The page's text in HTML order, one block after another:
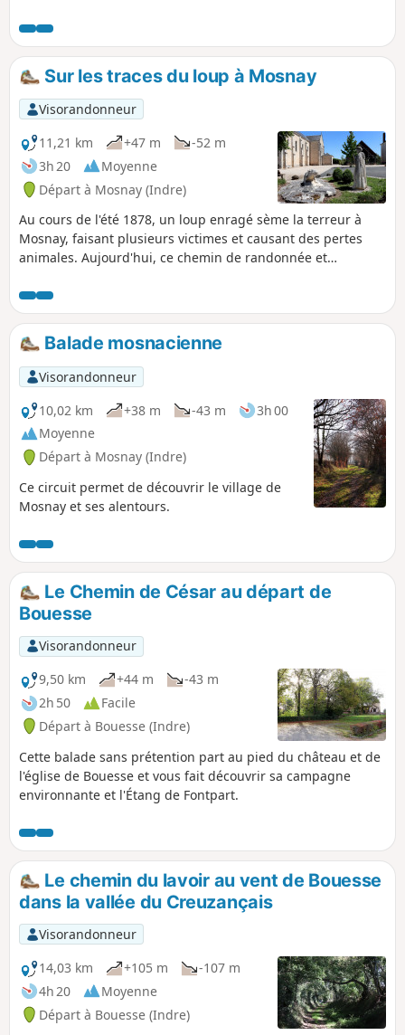
vue imprenable sur le confluent de la Creuse et de la
Sédelle et sur la forteresse de Crozant.Puis la descente vers
Crozant se fait par le sentier des Arts jalonné d’œuvres
façonnées dans le rocher du pays par cinq sculpteurs.
Retour par St-Jallet et sa campagne.
Sur les traces du loup à Mosnay
Visorandonneur
11,21 km
+47 m
-52 m
3h 20
Moyenne
Départ à Mosnay (Indre)
Au cours de l'été 1878, un loup enragé sème la terreur à
Mosnay, faisant plusieurs victimes et causant des pertes
animales. Aujourd'hui, ce chemin de randonnée et
Balade mosnacienne
Visorandonneur
10,02 km
+38 m -43 m
3h 00
Moyenne
Départ à Mosnay (Indre)
Ce circuit permet de découvrir le village de
Mosnay et ses alentours.
Le Chemin de César au départ de
Bouesse
Visorandonneur
9,50 km
+44 m
-43 m
2h 50
Facile
Départ à Bouesse (Indre)
Cette balade sans prétention part au pied du château et de
l'église de Bouesse et vous fait découvrir sa campagne
environnante et l'Étang de Fontpart.
Le chemin du lavoir au vent de Bouesse
dans la vallée du Creuzançais
Visorandonneur
14,03 km
+105 m
-107 m
4h 20
Moyenne
Départ à Bouesse (Indre)